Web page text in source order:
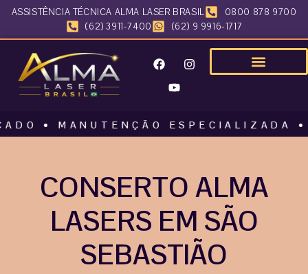
ASSISTÊNCIA TÉCNICA ALMA LASER BRASIL
0800 878 9700
(62) 3911-7400
(62) 9 9916-1717
• MANUTENÇÃO ESPECIALIZADA •
CONSERTO ALMA
LASERS EM SÃO
SEBASTIÃO